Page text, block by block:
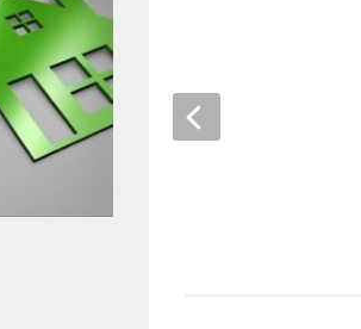
Flörsheim
29. NOVEMBER 2021